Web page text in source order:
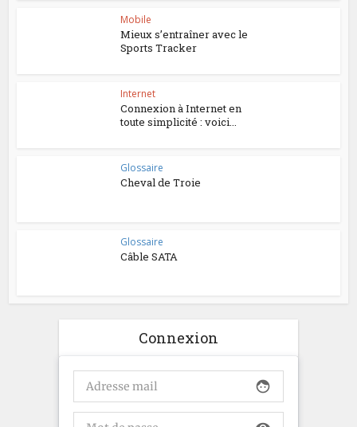
Mobile
Mieux s’entraîner avec le
Sports Tracker
Internet
Connexion à Internet en
toute simplicité : voici...
Glossaire
Cheval de Troie
Glossaire
Câble SATA
Connexion
face